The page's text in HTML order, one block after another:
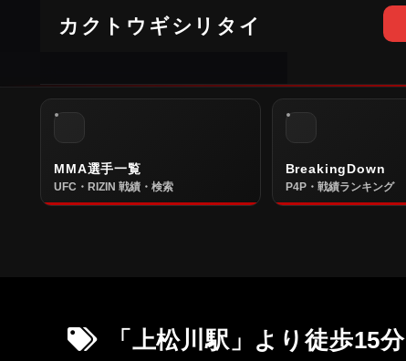
カクトウギシリタイ
MMA選手一覧
UFC・RIZIN 戦績・検索
BreakingDown
P4P・戦績ランキング
「上松川駅」より徒歩15分